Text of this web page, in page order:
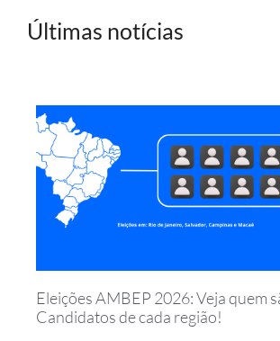
Últimas notícias
Eleições AMBEP 2026: Veja quem
Candidatos de cada região!